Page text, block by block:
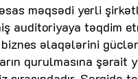
məqsədi yerli
auditoriyaya təqdim
biznes əlaqələrini
qurulmasına şərait